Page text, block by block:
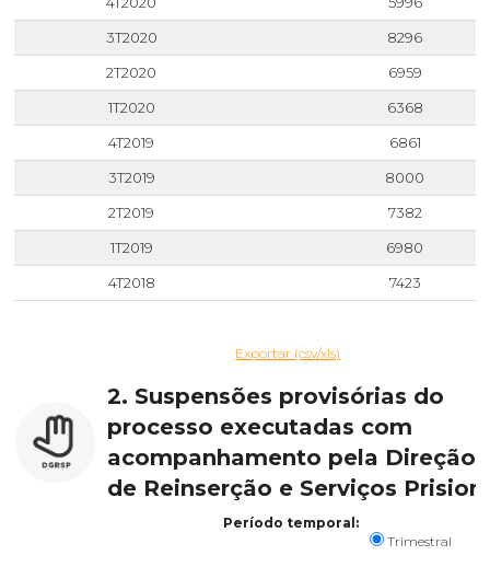
3T2020
8296
2T2020
6959
1T2020
6368
4T2019
6861
3T2019
8000
2T2019
7382
1T2019
6980
4T2018
7423
Exportar (csv/xls)
2. Suspensões provisórias do
processo executadas com
acompanhamento pela Direção-
de Reinserção e Serviços
Período temporal:
Trimestral